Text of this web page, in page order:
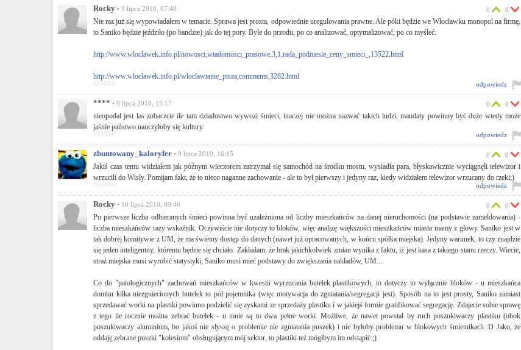
Rocky • 9 lipca 2010, 07:40
Nie raz już się wypowiadałem w temacie. Sprawa jest prosta, odpowiednie uregulowania prawne. Ale póki będzie we Włocławku monopol na firmę,
to Saniko będzie jeździło (po bandzie) jak do tej pory. Byle do przodu, po co analizować, optymalizować, po co myśleć.
http://www.wloclawek.info.pl/nowosci,wiadomosci_prasowe,3,1,rada_podniesie_ceny_smieci_,13522.html
http://www.wloclawek.info.pl/wloclawianie_pisza,comments,3282.html
0 0
odpowiedz
ID:16336
**** • 9 lipca 2010, 15:17
nieopodal jest las zobaczcie ile tam dziadostwo wywozi śmieci, inaczej nie można nazwać takich ludzi, mandaty powinny być duże wtedy może
jaśnie państwo nauczyłoby się kultury
0 0
odpowiedz
ID:16347
zbuntowany_kaloryfer • 9 lipca 2010, 16:15
Jakiś czas temu widziałem jak późnym wieczorem zatrzymał się samochód na środku mostu, wysiadła para, błyskawicznie wyciągnęli telewizor i
wrzucili do Wisły. Pomijam fakt, że to nieco naganne zachowanie - ale to był pierwszy i jedyny raz, kiedy widziałem telewizor wrzucany do rzeki;)
0 0
odpowiedz
ID:16350
Rocky • 10 lipca 2010, 09:46
Po pierwsze liczba odbieranych śmieci powinna być uzależniona od liczby mieszkańców na danej nieruchomości (na podstawie zameldowania) -
liczba mieszkańców razy wskaźnik. Oczywiście nie dotyczy to bloków, więc analizę większości mieszkańców miasta mamy z głowy. Saniko jest w
tak dobrej komitywie z UM, że ma świetny dostęp do danych (nawet już opracowanych, w końcu spółka miejska). Jedyny warunek, to czy znajdzie
się jeden inteligentny, któremu będzie się chciało. Zakładam, że brak jakichkolwiek zmian wynika z faktu, iż jest kasa z takiego stanu rzeczy. Wiecie,
straż miejska musi wyrobić statystyki, Saniko musi mieć podstawy do zwiększania nakładów, UM...
Co do "patologicznych" zachowań mieszkańców w kwestii wyrzucania butelek plastikowych, to dotyczy to wyłącznie bloków - u mieszkańca
domku kilka niezgniecionych butelek to pół pojemnika (więc motywacja do zgniatania/segregacji jest). Sposób na to jest prosty, Saniko zamiast
sprzedawać worki na plastiki powinno podzielić się zyskami ze sprzedaży plastiku i w jakiejś formie gratifikować segregację. Zdajecie sobie sprawę
z tego ile rocznie można zebrać butelek - u mnie są to dwa pełne worki. Możliwe, że nawet powstał by ruch poszukiwaczy plastiku (obok
poszukiwaczy aluminium, bo jakoś nie słyszę o problemie nie zgniatania puszek) i nie byłoby problemu w blokowych śmietnikach :D Jako, że
oddaję zebrane puszki "kolesiom" obsługującym mój sektor, to plastiki też mógłbym im odstąpić ;)
0 0